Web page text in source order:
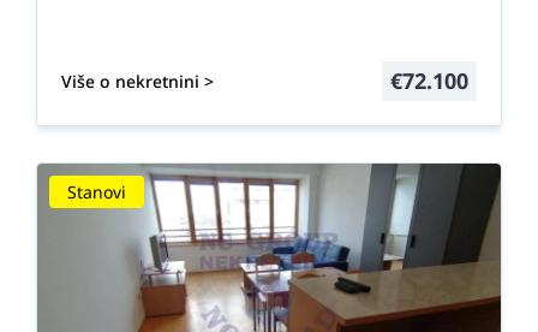
Više o nekretnini > €72.100
Stanovi